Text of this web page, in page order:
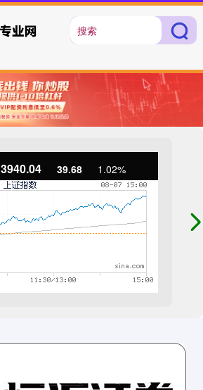
3940.04 39.68 1.02%